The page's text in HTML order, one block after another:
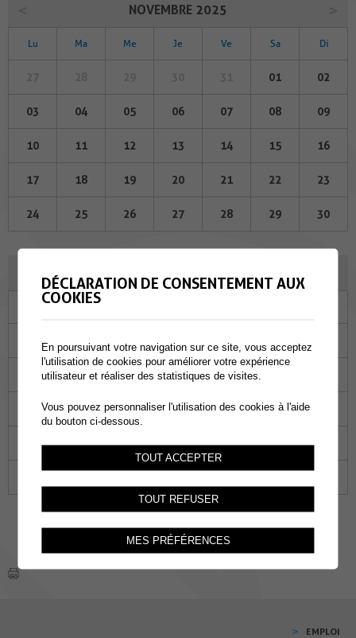
NOVEMBRE 2025
Lu Ma Me Je Ve Sa Di
01 02
03 04 05 06 07 08 09
10 11 12 13 14 15 16
17 18 19 20 21 22 23
24 25 26 27 28 29 30
Ma
04 05
09 10 11 12
16 17 18 19 20
23 24 25 26 27
EMPLOI
DÉCLARATION DE CONSENTEMENT AUX
COOKIES
En poursuivant votre navigation sur ce site, vous acceptez
l'utilisation de cookies pour améliorer votre expérience
utilisateur et réaliser des statistiques de visites.
Vous pouvez personnaliser l'utilisation des cookies à l'aide
du bouton ci-dessous.
TOUT ACCEPTER
TOUT REFUSER
MES PRÉFÉRENCES